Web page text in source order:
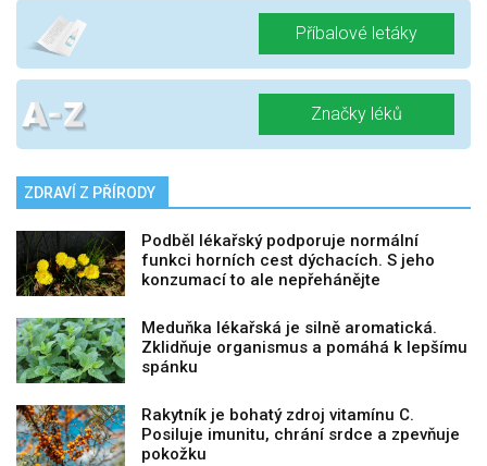
Příbalové letáky
Značky léků
ZDRAVÍ Z PŘÍRODY
Podběl lékařský podporuje normální
funkci horních cest dýchacích. S jeho
konzumací to ale nepřehánějte
Meduňka lékařská je silně aromatická.
Zklidňuje organismus a pomáhá k lepšímu
spánku
Rakytník je bohatý zdroj vitamínu C.
Posiluje imunitu, chrání srdce a zpevňuje
pokožku